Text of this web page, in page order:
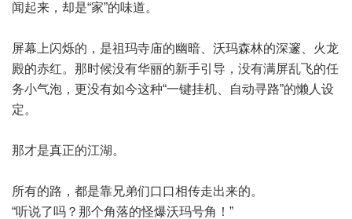
闻起来，却是“家”的味道。
屏幕上闪烁的，是祖玛寺庙的幽暗、沃玛森林的深邃、火龙
殿的赤红。那时候没有华丽的新手引导，没有满屏乱飞的任
务小气泡，更没有如今这种“一键挂机、自动寻路”的懒人设
定。
那才是真正的江湖。
所有的路，都是靠兄弟们口口相传走出来的。
“听说了吗？那个角落的怪爆沃玛号角！”